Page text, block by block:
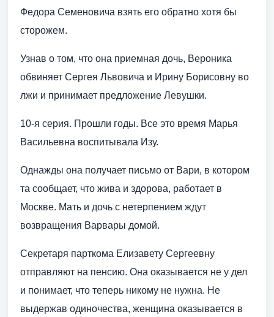
Федора Семеновича взять его обратно хотя бы
сторожем.
Узнав о том, что она приемная дочь, Вероника
обвиняет Сергея Львовича и Ирину Борисовну во
лжи и принимает предложение Левушки.
10-я серия. Прошли годы. Все это время Марья
Васильевна воспитывала Изу.
Однажды она получает письмо от Вари, в котором
та сообщает, что жива и здорова, работает в
Москве. Мать и дочь с нетерпением ждут
возвращения Варвары домой.
Секретаря парткома Елизавету Сергеевну
отправляют на пенсию. Она оказывается не у дел
и понимает, что теперь никому не нужна. Не
выдержав одиночества, женщина оказывается в